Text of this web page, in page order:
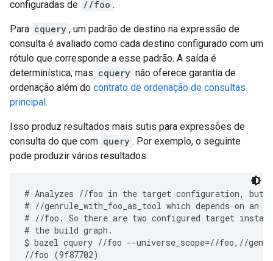
configuradas de //foo .
Para cquery , um padrão de destino na expressão de
consulta é avaliado como cada destino configurado com um
rótulo que corresponde a esse padrão. A saída é
determinística, mas cquery não oferece garantia de
ordenação além do contrato de ordenação de consultas
principal.
Isso produz resultados mais sutis para expressões de
consulta do que com query . Por exemplo, o seguinte
pode produzir vários resultados:
# Analyzes //foo in the target configuration, but
# //genrule_with_foo_as_tool which depends on an
# //foo. So there are two configured target
# the build graph.
$ bazel cquery //foo --universe_scope=//foo,//
//foo (9f87702)